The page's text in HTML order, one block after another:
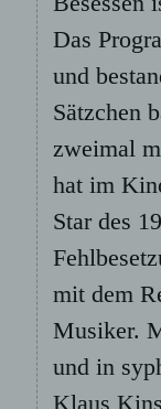
Das
und
Sätzchen
zweimal
hat im
Star des
mit dem
Musiker.
und in
Klaus